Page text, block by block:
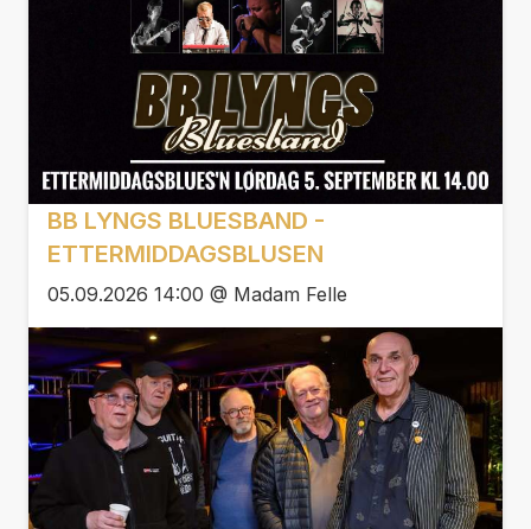
BB LYNGS BLUESBAND -
ETTERMIDDAGSBLUSEN
05.09.2026 14:00 @ Madam Felle